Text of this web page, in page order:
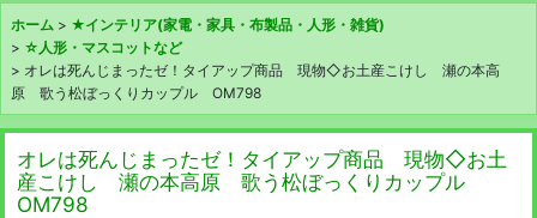
ホーム > ★インテリア(家電・家具・布製品・人形・雑貨)
> ☆人形・マスコットなど
> オレは死んじまったゼ！タイアップ商品 現物◇お土産こけし 瀬の本高
原 歌う松ぼっくりカップル OM798
オレは死んじまったゼ！タイアップ商品 現物◇お土
産こけし 瀬の本高原 歌う松ぼっくりカップル
OM798